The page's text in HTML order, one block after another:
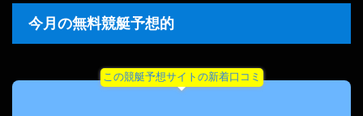
今月の無料競艇予想的
この競艇予想サイトの新着口コミ